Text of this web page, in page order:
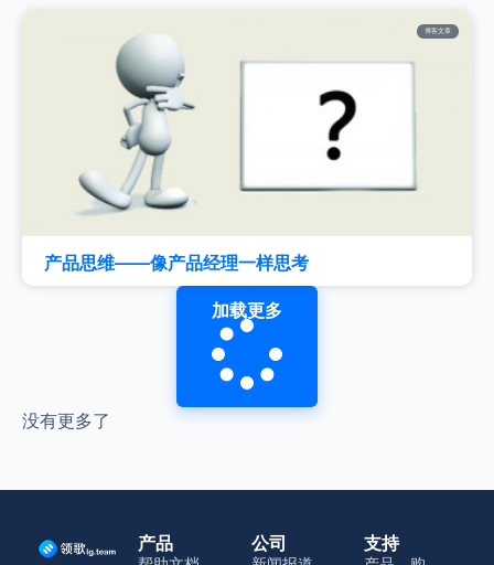
博客文章
产品思维——像产品经理一样思考
加载更多
没有更多了
产品 公司 支持